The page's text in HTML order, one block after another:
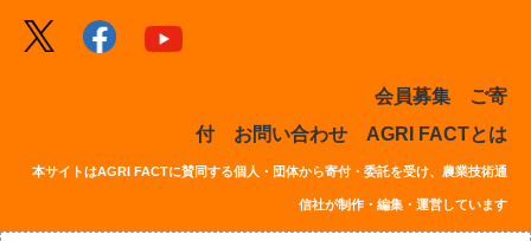
会員募集
ご寄
付
お問い合わせ AGRI FACTとは
本サイトはAGRI FACTに賛同する個人・団体から寄付・委託を受け、農業技術通
信社が制作・編集・運営しています